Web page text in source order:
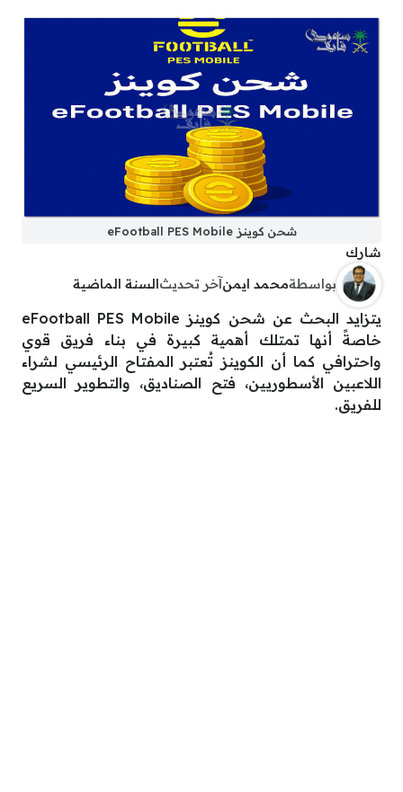
شحن كوينز eFootball PES Mobile
شارك
بواسطةمحمد ايمنآخر تحديثالسنة الماضية
يتزايد البحث عن شحن كوينز eFootball PES Mobile
خاصةً أنها تمتلك أهمية كبيرة في بناء فريق قوي
واحترافي كما أن الكوينز تُعتبر المفتاح الرئيسي لشراء
اللاعبين الأسطوريين، فتح الصناديق، والتطوير السريع
للفريق.